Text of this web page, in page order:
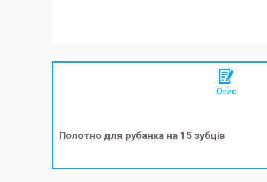
Опис
Полотно для рубанка на 15 зубців